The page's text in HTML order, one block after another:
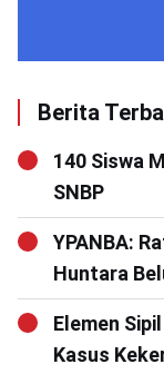
Berita
140 Siswa
SNBP
YPANBA:
Huntara
Elemen
Kasus